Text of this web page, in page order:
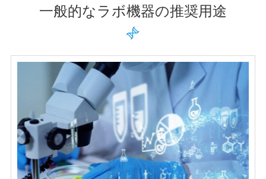
一般的なラボ機器の推奨用途
